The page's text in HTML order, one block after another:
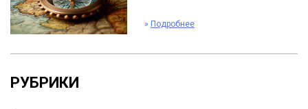
» Подробнее
РУБРИКИ